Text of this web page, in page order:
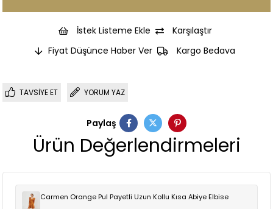
İstek Listeme Ekle
Karşılaştır
Fiyat Düşünce Haber Ver
Kargo Bedava
TAVSIYE ET YORUM YAZ
Paylaş
Ürün Değerlendirmeleri
Carmen Orange Pul Payetli Uzun Kollu Kısa Abiye Elbise